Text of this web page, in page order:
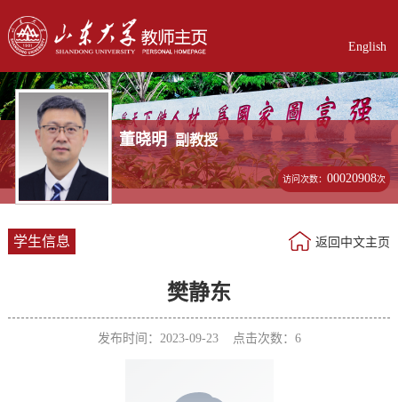
English
董晓明 副教授
访问次数：00020908次
学生信息 返回中文主页
樊静东
发布时间：2023-09-23 点击次数： 6